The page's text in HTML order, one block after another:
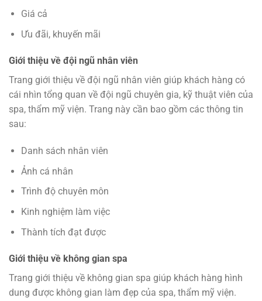
Giá cả
Ưu đãi, khuyến mãi
Giới thiệu về đội ngũ nhân viên
Trang giới thiệu về đội ngũ nhân viên giúp khách hàng có
cái nhìn tổng quan về đội ngũ chuyên gia, kỹ thuật viên của
spa, thẩm mỹ viện. Trang này cần bao gồm các thông tin
sau:
Danh sách nhân viên
Ảnh cá nhân
Trình độ chuyên môn
Kinh nghiệm làm việc
Thành tích đạt được
Giới thiệu về không gian spa
Trang giới thiệu về không gian spa giúp khách hàng hình
dung được không gian làm đẹp của spa, thẩm mỹ viện.